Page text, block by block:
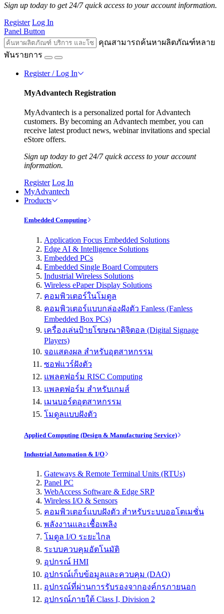
Sign up today to get 24/7 quick access to your account information.
Register Log In
Panel Button
คุณสามารถค้นหาผลิตภัณฑ์หลาย
พันรายการ
Register / Log In
MyAdvantech Registration
MyAdvantech is a personalized portal for Advantech
customers. By becoming an Advantech member, you can
receive latest product news, webinar invitations and special
eStore offers.
Sign up today to get 24/7 quick access to your account
information.
Register Log In
MyAdvantech
Products
Embedded Computing
Application Focus Embedded Solutions
Edge AI & Intelligence Solutions
Embedded PCs
Embedded Single Board Computers
Industrial Wireless Solutions
Wireless ePaper Display Solutions
คอมพิวเตอร์ในโมดูล
คอมพิวเตอร์แบบกล่องฝังตัว Fanless (Fanless
Embedded Box PCs)
เครื่องเล่นป้ายโฆษณาดิจิตอล (Digital Signage
Players)
จอแสดงผล สำหรับอุตสาหกรรม
ซอฟแวร์ฝังตัว
แพลตฟอร์ม RISC Computing
แพลตฟอร์ม สำหรับเกมส์
เมนบอร์ดอุตสาหกรรม
โมดูลแบบฝังตัว
Applied Computing (Design & Manufacturing Service)
Industrial Automation & I/O
Gateways & Remote Terminal Units (RTUs)
Panel PC
WebAccess Software & Edge SRP
Wireless I/O & Sensors
คอมพิวเตอร์แบบฝังตัว สำหรับระบบออโตเมชั่น
พลังงานและเชื้อเพลิง
โมดูล I/O ระยะไกล
ระบบควบคุมอัตโนมัติ
อุปกรณ์ HMI
อุปกรณ์เก็บข้อมูลและควบคุม (DAQ)
อุปกรณ์ที่ผ่านการรับรองจากองค์กรภายนอก
อุปกรณ์ภายใต้ Class I, Division 2